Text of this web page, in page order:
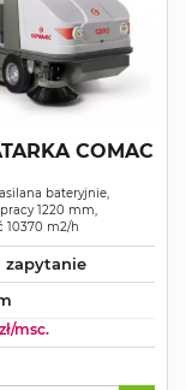
COMAC
bateryjnie,
1220 mm,
10370 m2/h
zapytanie
msc.